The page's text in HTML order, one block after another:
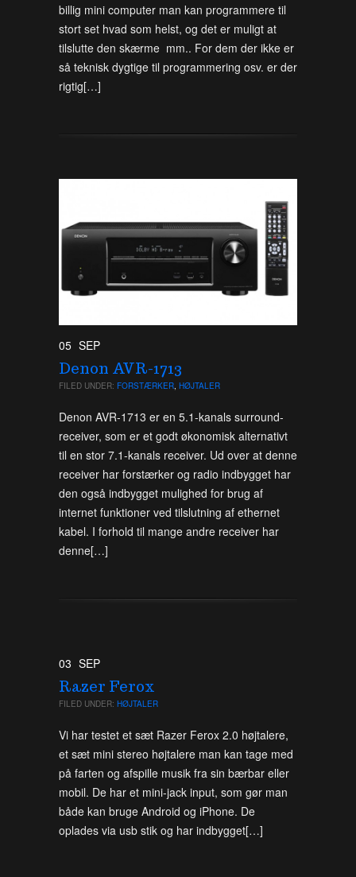
billig mini computer man kan programmere til
stort set hvad som helst, og det er muligt at
tilslutte den skærme mm.. For dem der ikke er
så teknisk dygtige til programmering osv. er der
rigtig[…]
05 SEP
Denon AVR-1713
FILED UNDER: FORSTÆRKER, HØJTALER
Denon AVR-1713 er en 5.1-kanals surround-
receiver, som er et godt økonomisk alternativt
til en stor 7.1-kanals receiver. Ud over at denne
receiver har forstærker og radio indbygget har
den også indbygget mulighed for brug af
internet funktioner ved tilslutning af ethernet
kabel. I forhold til mange andre receiver har
denne[…]
03 SEP
Razer Ferox
FILED UNDER: HØJTALER
Vi har testet et sæt Razer Ferox 2.0 højtalere,
et sæt mini stereo højtalere man kan tage med
på farten og afspille musik fra sin bærbar eller
mobil. De har et mini-jack input, som gør man
både kan bruge Android og iPhone. De
oplades via usb stik og har indbygget[…]